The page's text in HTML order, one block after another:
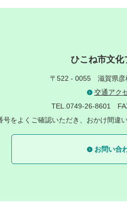
ひこね市文化
〒522 - 0055 滋賀県
交通アク
TEL.0749-26-8601
をよくご確認いただき、おかけ間違
お問い合